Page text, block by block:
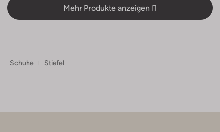
Mehr Produkte anzeigen
Schuhe Stiefel